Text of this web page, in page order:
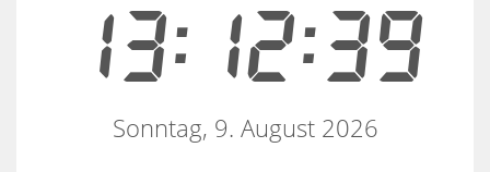
13:12:39
Sonntag, 9. August 2026